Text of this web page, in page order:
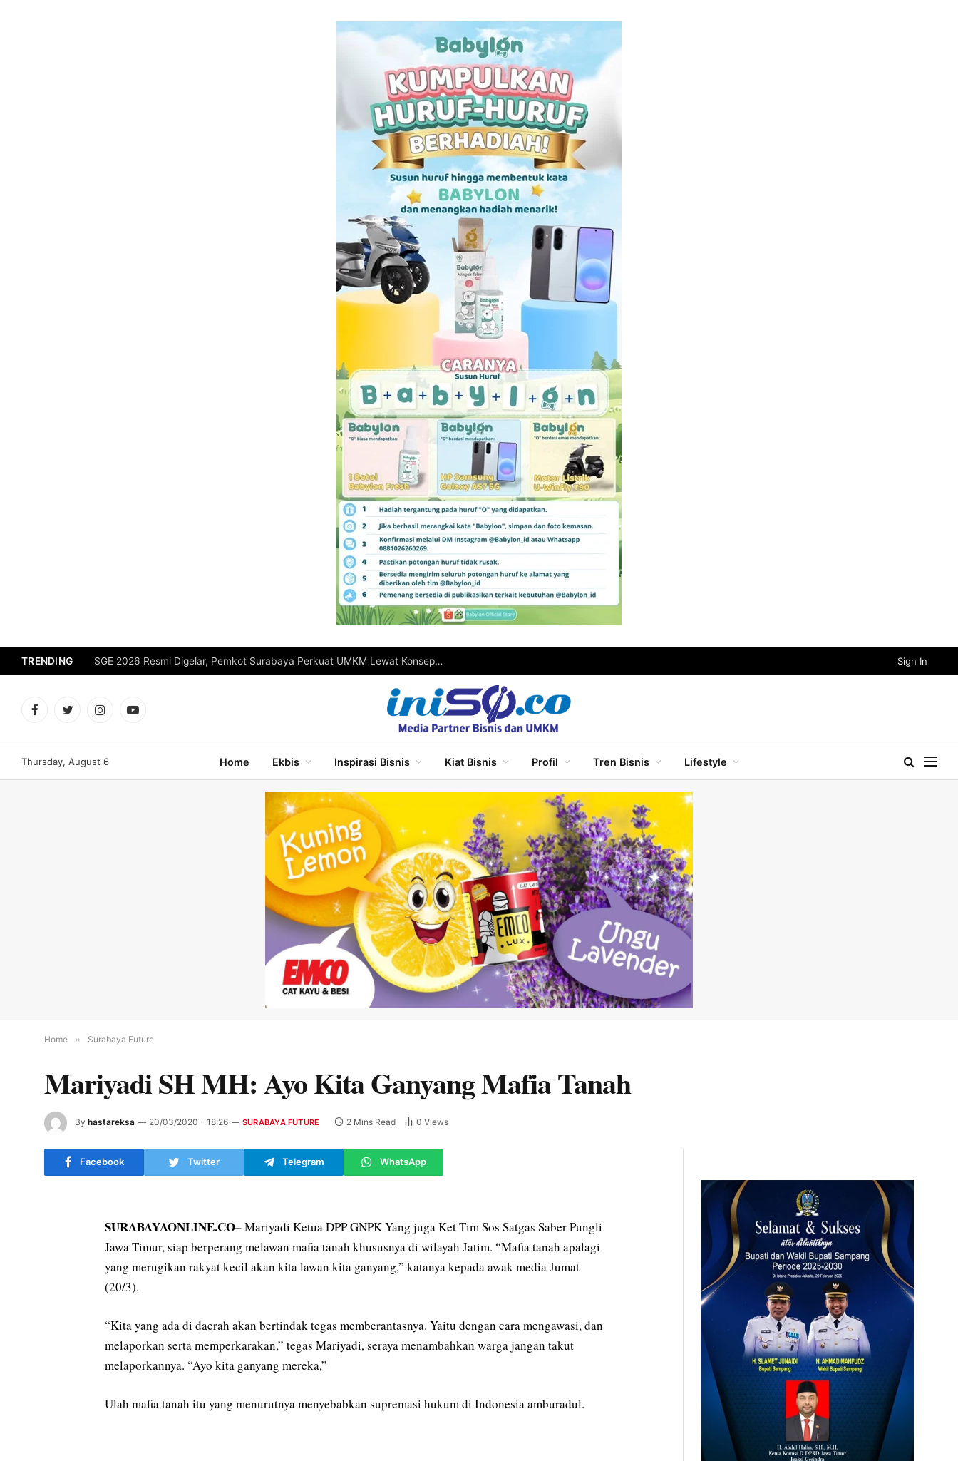
TRENDING SGE 2026 Resmi Digelar, Pemkot Surabaya Perkuat UMKM Lewat Konsep One Stop Shopping Sign In
FacebookTwitterInstagramYouTube
Thursday, August 6 Home Ekbis Inspirasi Bisnis Kiat Bisnis Profil Tren Bisnis Lifestyle
Home » Surabaya Future
Mariyadi SH MH: Ayo Kita Ganyang Mafia Tanah
By hastareksa 20/03/2020 - 18:26 SURABAYA FUTURE 2 Mins Read 0Views
Facebook Twitter Telegram WhatsApp
SURABAYAONLINE.CO–Mariyadi Ketua DPP GNPK Yang juga Ket Tim Sos Satgas Saber Pungli
Jawa Timur, siap berperang melawan mafia tanah khususnya di wilayah Jatim. “Mafia tanah apalagi
yang merugikan rakyat kecil akan kita lawan kita ganyang,” katanya kepada awak media Jumat
(20/3).
“Kita yang ada di daerah akan bertindak tegas memberantasnya. Yaitu dengan cara mengawasi, dan
melaporkan serta memperkarakan,” tegas Mariyadi, seraya menambahkan warga jangan takut
melaporkannya. “Ayo kita ganyang mereka,”
Ulah mafia tanah itu yang menurutnya menyebabkan supremasi hukum di Indonesia amburadul.